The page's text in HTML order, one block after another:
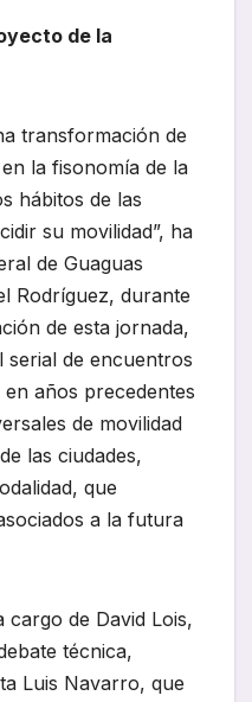
de la
transformación de
la fisonomía de la
hábitos de las
su movilidad”, ha
de Guaguas
Rodríguez, durante
de esta jornada,
serial de encuentros
años precedentes
de movilidad
las ciudades,
que
a la futura
de David Lois,
técnica,
Luis Navarro, que